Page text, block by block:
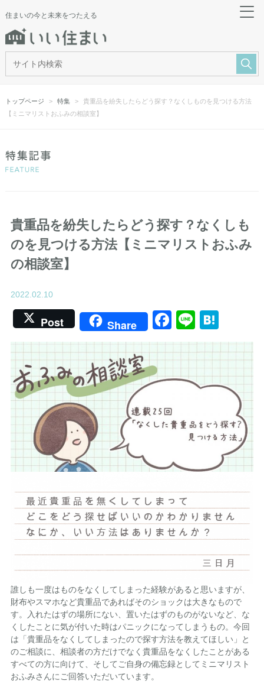
住まいの今と未来をつたえる
トップページ 特集
貴重品を紛失したらどう探す？なくしものを見つける方法
【ミニマリストおふみの相談室】
貴重品を紛失したらどう探す？なくしも
のを見つける方法【ミニマリストおふみ
の相談室】
2022.02.10
Post Share Facebook
Line
誰しも一度はものをなくしてしまった経験があると思いますが、
財布やスマホなど貴重品であればそのショックは大きなもので
す。入れたはずの場所にない、置いたはずのものがないなど、な
くしたことに気が付いた時はパニックになってしまうもの。今回
は「貴重品をなくしてしまったので探す方法を教えてほしい」と
のご相談に、相談者の方だけでなく貴重品をなくしたことがある
すべての方に向けて、そしてご自身の備忘録としてミニマリスト
おふみさんにご回答いただいています。